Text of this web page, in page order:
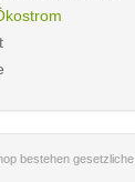
bestehen gesetzliche